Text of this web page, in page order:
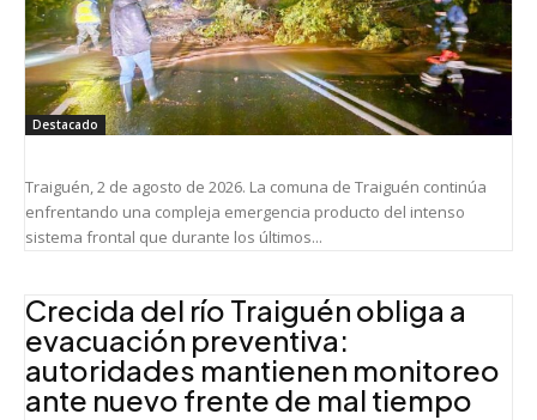
Destacado
Traiguén, 2 de agosto de 2026. La comuna de Traiguén continúa
enfrentando una compleja emergencia producto del intenso
sistema frontal que durante los últimos...
Crecida del río Traiguén obliga a
evacuación preventiva:
autoridades mantienen monitoreo
ante nuevo frente de mal tiempo